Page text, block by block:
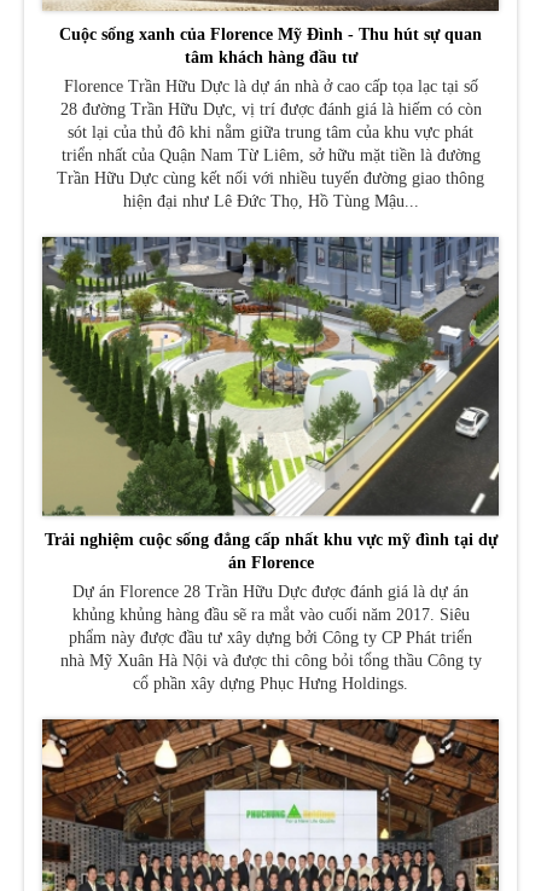
Cuộc sống xanh của Florence Mỹ Đình - Thu hút sự quan
tâm khách hàng đầu tư
Florence Trần Hữu Dực là dự án nhà ở cao cấp tọa lạc tại số
28 đường Trần Hữu Dực, vị trí được đánh giá là hiếm có còn
sót lại của thủ đô khi nằm giữa trung tâm của khu vực phát
triển nhất của Quận Nam Từ Liêm, sở hữu mặt tiền là đường
Trần Hữu Dực cùng kết nối với nhiều tuyến đường giao thông
hiện đại như Lê Đức Thọ, Hồ Tùng Mậu...
Trải nghiệm cuộc sống đẳng cấp nhất khu vực mỹ đình tại dự
án Florence
Dự án Florence 28 Trần Hữu Dực được đánh giá là dự án
khủng khủng hàng đầu sẽ ra mắt vào cuối năm 2017. Siêu
phẩm này được đầu tư xây dựng bởi Công ty CP Phát triển
nhà Mỹ Xuân Hà Nội và được thi công bỏi tổng thầu Công ty
cổ phần xây dựng Phục Hưng Holdings.